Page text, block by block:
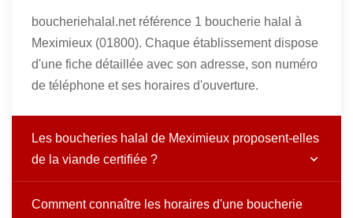
boucheriehalal.net référence 1 boucherie halal à
Meximieux (01800). Chaque établissement dispose
d'une fiche détaillée avec son adresse, son numéro
de téléphone et ses horaires d'ouverture.
Les boucheries halal de Meximieux proposent-elles
de la viande certifiée ?
Comment connaître les horaires d'une boucherie